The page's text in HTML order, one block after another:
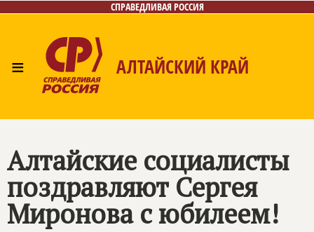
СПРАВЕДЛИВАЯ РОССИЯ
≡ АЛТАЙСКИЙ КРАЙ
Алтайские социалисты
поздравляют Сергея
Миронова с юбилеем!